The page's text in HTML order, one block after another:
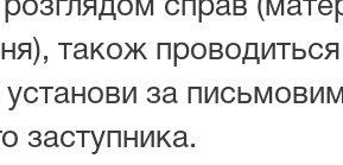
справ
також
установи за
заступника.